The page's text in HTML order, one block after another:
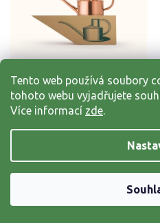
Tento web používá soubory
tohoto webu vyjadřujete
Více informací zde.